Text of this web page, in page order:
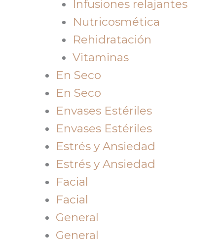
Infusiones relajantes
Nutricosmética
Rehidratación
Vitaminas
En Seco
En Seco
Envases Estériles
Envases Estériles
Estrés y Ansiedad
Estrés y Ansiedad
Facial
Facial
General
General